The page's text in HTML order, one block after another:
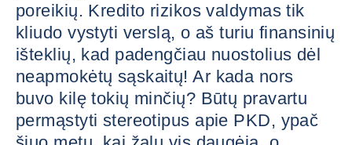
poreikių. Kredito rizikos valdymas tik
kliudo vystyti verslą, o aš turiu finansinių
išteklių, kad padengčiau nuostolius dėl
neapmokėtų sąskaitų! Ar kada nors
buvo kilę tokių minčių? Būtų pravartu
permąstyti stereotipus apie PKD, ypač